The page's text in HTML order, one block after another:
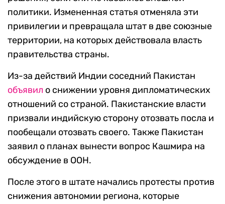
политики. Измененная статья отменяла эти
привилегии и превращала штат в две союзные
территории, на которых действовала власть
правительства страны.
Из-за действий Индии соседний Пакистан
объявил о снижении уровня дипломатических
отношений со страной. Пакистанские власти
призвали индийскую сторону отозвать посла и
пообещали отозвать своего. Также Пакистан
заявил о планах вынести вопрос Кашмира на
обсуждение в ООН.
После этого в штате начались протесты против
снижения автономии региона, которые